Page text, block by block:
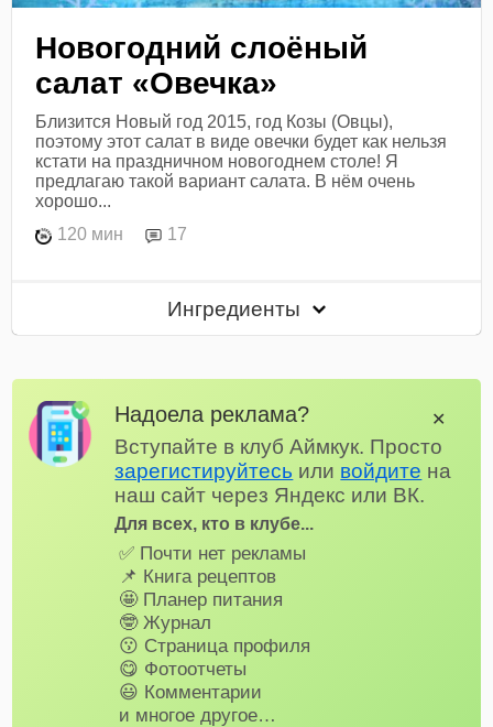
Новогодний слоёный
салат «Овечка»
Близится Новый год 2015, год Козы (Овцы),
поэтому этот салат в виде овечки будет как нельзя
кстати на праздничном новогоднем столе! Я
предлагаю такой вариант салата. В нём очень
хорошо...
120 мин
17
Ингредиенты
Надоела реклама?
Вступайте в клуб Аймкук. Просто
зарегистируйтесь или войдите на
наш сайт через Яндекс или ВК.
Для всех, кто в клубе...
✅ Почти нет рекламы
📌 Книга рецептов
🤩 Планер питания
🤓 Журнал
😗 Страница профиля
😋 Фотоотчеты
😃 Комментарии
и многое другое…
✕